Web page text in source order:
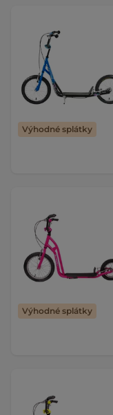
Výhodné splátky
Výhodné splátky